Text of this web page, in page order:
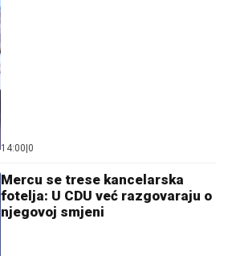
14:00 0
Mercu se trese kancelarska
fotelja: U CDU već razgovaraju o
njegovoj smjeni